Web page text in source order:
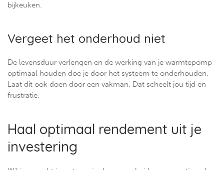
bijkeuken.
Vergeet het onderhoud niet
De levensduur verlengen en de werking van je warmtepomp
optimaal houden doe je door het systeem te onderhouden.
Laat dit ook doen door een vakman. Dat scheelt jou tijd en
frustratie.
Haal optimaal rendement uit je
investering